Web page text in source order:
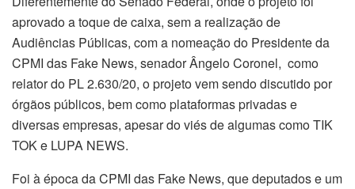
aprovado a toque de caixa, sem a realização de
Audiências Públicas, com a nomeação do Presidente da
CPMI das Fake News, senador Ângelo Coronel, como
relator do PL 2.630/20, o projeto vem sendo discutido por
órgãos públicos, bem como plataformas privadas e
diversas empresas, apesar do viés de algumas como TIK
TOK e LUPA NEWS.
Foi à época da CPMI das Fake News, que deputados e um